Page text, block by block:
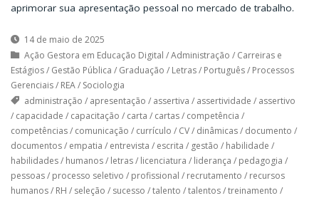
aprimorar sua apresentação pessoal no mercado de trabalho.
14 de maio de 2025
Ação Gestora em Educação Digital /Administração / Carreiras e
Estágios/ Gestão Pública / Graduação / Letras/ Português/ Processos
Gerenciais/ REA/ Sociologia
administração / apresentação / assertiva / assertividade / assertivo
/ capacidade / capacitação / carta / cartas/ competência /
competências/ comunicação / currículo / CV/ dinâmicas/ documento /
documentos/ empatia / entrevista / escrita / gestão / habilidade /
habilidades/ humanos/ letras/ licenciatura / liderança / pedagogia /
pessoas/ processo seletivo / profissional / recrutamento / recursos
humanos/ RH / seleção / sucesso /talento /talentos/treinamento /